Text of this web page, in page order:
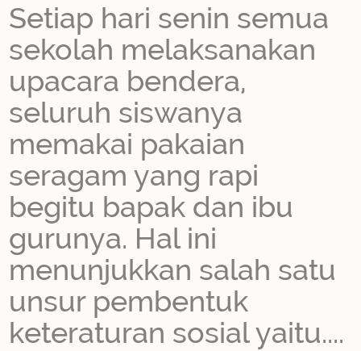
Setiap hari senin semua
sekolah melaksanakan
upacara bendera,
seluruh siswanya
memakai pakaian
seragam yang rapi
begitu bapak dan ibu
gurunya. Hal ini
menunjukkan salah satu
unsur pembentuk
keteraturan sosial yaitu....